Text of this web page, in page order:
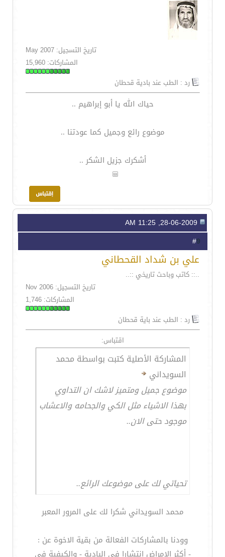
تاريخ التسجيل: May 2007
المشاركات: 15,960
رد : الطب عند بادية قحطان
حياك الله يا أبو إبراهيم ..
موضوع رائع وجميل كما عودتنا ..
أشكرك جزيل الشكر ..
9
علي بن شداد القحطاني
..:: كاتب وباحث تاريخي ::..
تاريخ التسجيل: Nov 2006
المشاركات: 1,746
رد : الطب عند باية قحطان
اقتباس:
المشاركة الأصلية كتبت بواسطة محمد
السويداني
موضوع جميل ومتميز لاشك ان التداوي
بهذا الاشياء مثل الكي والجحامه والاعشاب
موجود حتى الان..
تحياتي لك على موضوعك الرائع..
محمد السويداني شكرا لك على المرور المعبر
وودنا بالمشاركات الفعالة من بقية الاخوة عن :
- أكثر الامراض انتشارا في البادية - والكيفية في